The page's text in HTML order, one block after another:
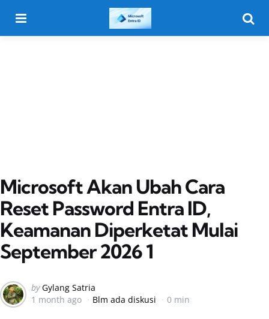
Microsoft Akan Ubah Cara
Reset Password Entra ID,
Keamanan Diperketat Mulai
September 2026 1
Posted
by
by Gylang Satria
1 month ago
Blm ada diskusi 0 min